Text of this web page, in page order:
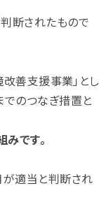
断されたもので
善支援事業」とし
でのつなぎ措置と
です。
が適当と判断され